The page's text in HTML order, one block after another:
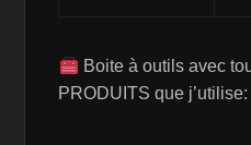
Boite à outils avec
PRODUITS que j’utilise: